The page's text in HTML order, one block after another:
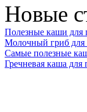
Новые
Полезные каши для
Молочный гриб для
Самые полезные
Гречневая каша для